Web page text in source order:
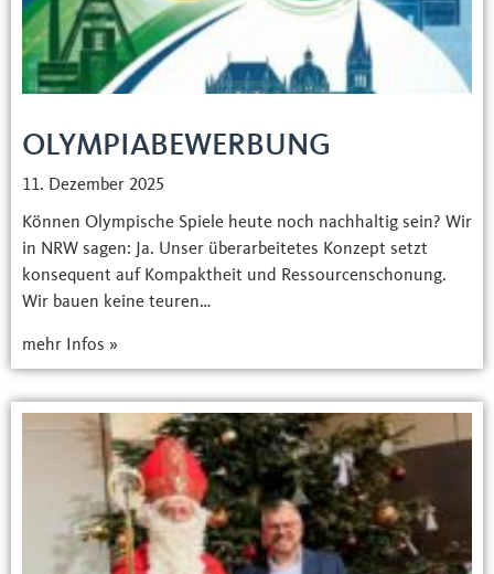
OLYMPIABEWERBUNG
11. Dezember 2025
Können Olympische Spiele heute noch nachhaltig sein? Wir
in NRW sagen: Ja. Unser überarbeitetes Konzept setzt
konsequent auf Kompaktheit und Ressourcenschonung.
Wir bauen keine teuren…
mehr Infos »